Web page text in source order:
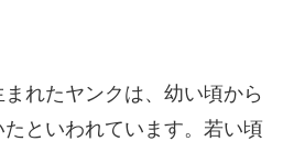
まれたヤンクは、幼い頃から
といわれています。若い頃